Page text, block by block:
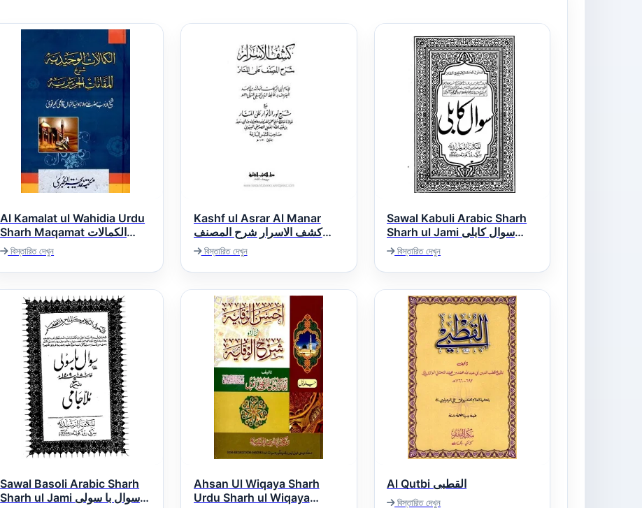
Al Kamalat ul Wahidia Urdu
Sharh Maqamat الکمالات
الوحیدیہ اردو شرح مقامات
বিস্তারিত দেখুন
Kashf ul Asrar Al Manar
كشف الاسرار شرح المصنف
على المنار
বিস্তারিত দেখুন
Sawal Kabuli Arabic Sharh
Sharh ul Jami سوال کابلی
عربى شرح شرح ملا جامى
বিস্তারিত দেখুন
Sawal Basoli Arabic Sharh
Sharh ul Jami سوال با سولى
Ahsan Ul Wiqaya Sharh
Urdu Sharh ul Wiqaya
Al Qutbi القطبی
বিস্তারিত দেখুন